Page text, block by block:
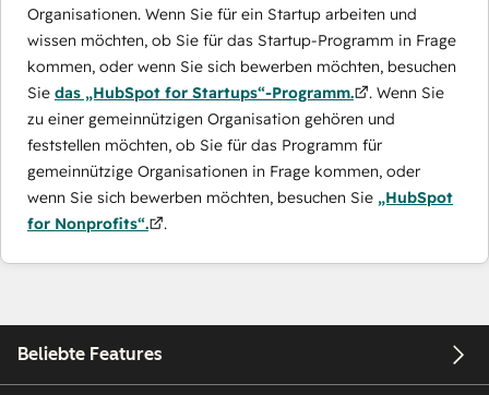
Organisationen. Wenn Sie für ein Startup arbeiten und
wissen möchten, ob Sie für das Startup-Programm in Frage
kommen, oder wenn Sie sich bewerben möchten, besuchen
Sie das „HubSpot for Startups“-Programm.
. Wenn Sie
zu einer gemeinnützigen Organisation gehören und
feststellen möchten, ob Sie für das Programm für
gemeinnützige Organisationen in Frage kommen, oder
wenn Sie sich bewerben möchten, besuchen Sie „HubSpot
for Nonprofits“.
.
Beliebte Features